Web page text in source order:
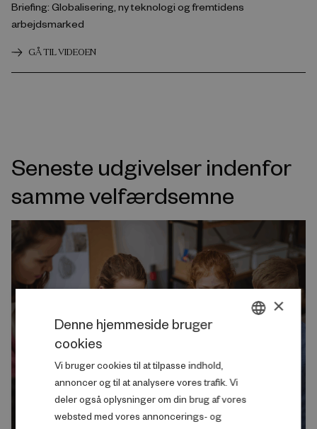
Briefing: Globalisering, ny teknologi og fremtidens
arbejdsmarked
GÅ TIL VIDEOEN
Seneste udgivelser indenfor
samme velfærdsemne
×
Denne hjemmeside bruger
cookies
Vi bruger cookies til at tilpasse indhold,
annoncer og til at analysere vores trafik. Vi
deler også oplysninger om din brug af vores
websted med vores annoncerings- og